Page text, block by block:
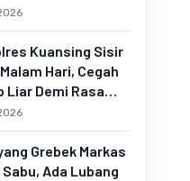
Kuansing Sisir
Hari, Cegah
Liar Demi Rasa
Grebek Markas
Ada Lubang